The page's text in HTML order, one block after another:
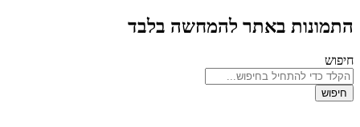
התמונות באתר להמחשה בלבד
חיפוש
חיפוש